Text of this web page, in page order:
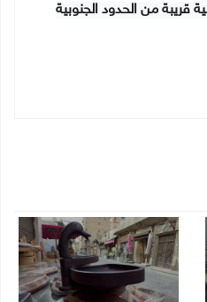
قريبة من الحدود الجنوبية